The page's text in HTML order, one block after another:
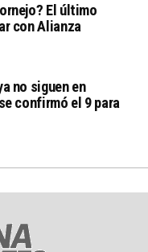
El último
con Alianza
no siguen en
confirmó el 9 para